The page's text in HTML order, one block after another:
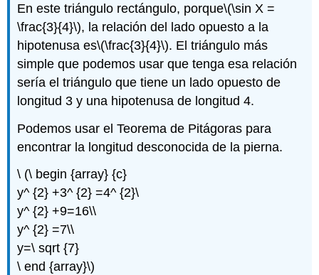
En este triángulo rectángulo, porque\(\sin X =
\frac{3}{4}\), la relación del lado opuesto a la
hipotenusa es\(\frac{3}{4}\). El triángulo más
simple que podemos usar que tenga esa relación
sería el triángulo que tiene un lado opuesto de
longitud 3 y una hipotenusa de longitud 4.
Podemos usar el Teorema de Pitágoras para
encontrar la longitud desconocida de la pierna.
\ (\ begin {array} {c}
y^ {2} +3^ {2} =4^ {2}\
y^ {2} +9=16\\
y^ {2} =7\\
y=\ sqrt {7}
\ end {array}\)